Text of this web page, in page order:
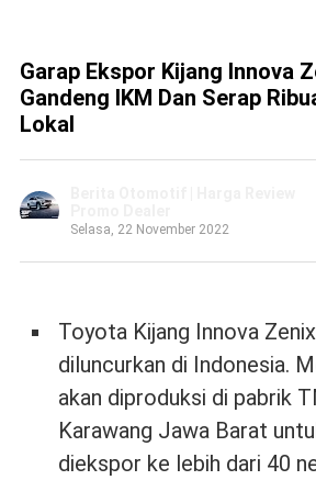
Garap Ekspor Kijang Innova
Gandeng IKM Dan Serap
Lokal
Selasa, 22 November 2022
Toyota Kijang Innova
diluncurkan di Indonesia.
akan diproduksi di pabrik
Karawang Jawa Barat
diekspor ke lebih dari 40